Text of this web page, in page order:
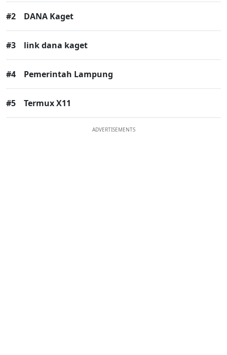
#2 DANA Kaget
#3 link dana kaget
#4 Pemerintah Lampung
#5 Termux X11
ADVERTISEMENTS